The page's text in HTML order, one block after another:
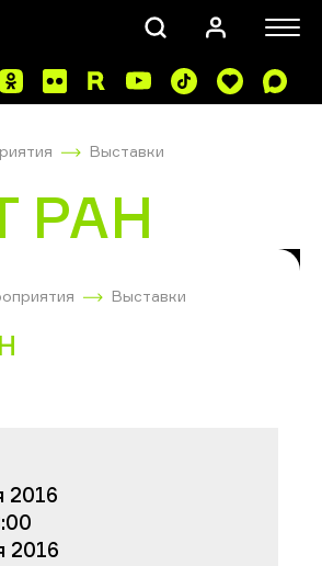
ПОИСК
Выставки
РАН
Выставки
2016
2016